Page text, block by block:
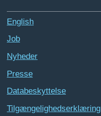
English
Job
Nyheder
Presse
Databeskyttelse
Tilgængelighedserklæring